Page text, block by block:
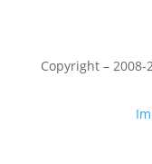
Copyright –